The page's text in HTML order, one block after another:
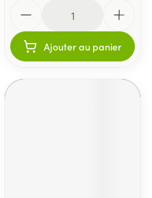
Ajouter au panier